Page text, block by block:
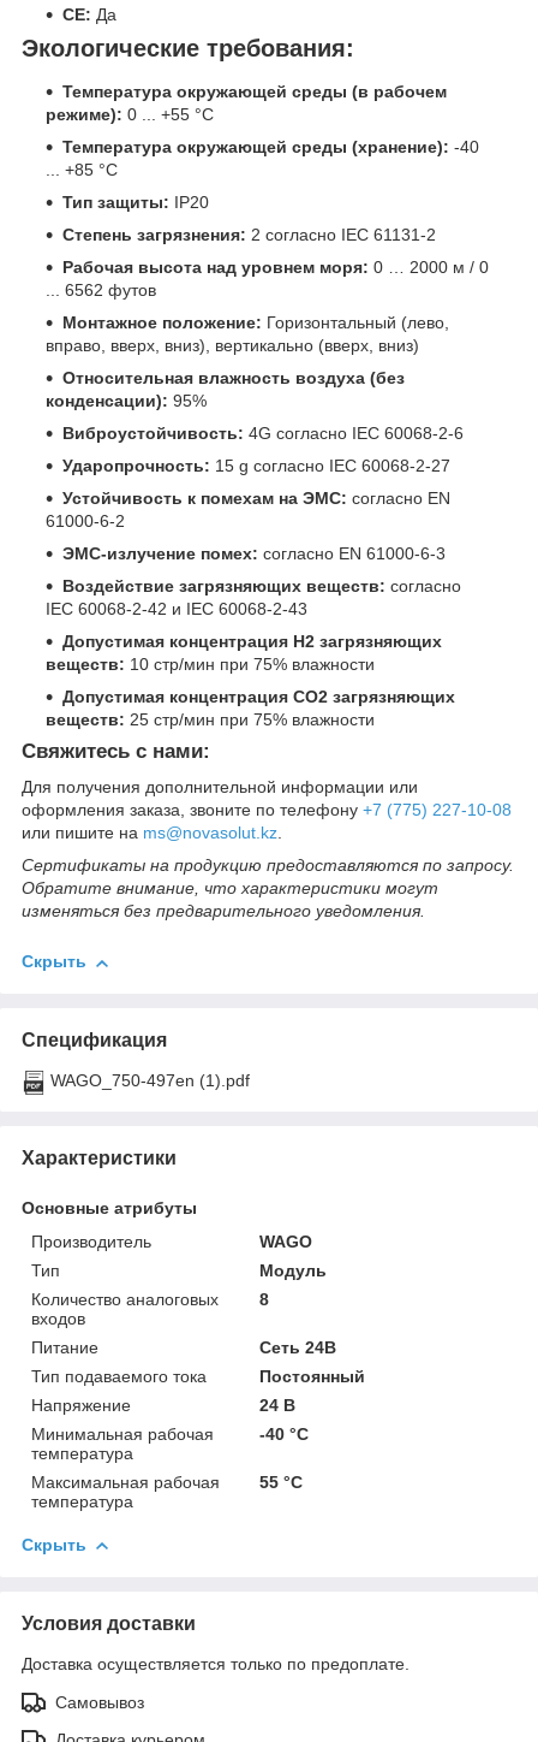
CE: Да
Экологические требования:
Температура окружающей среды (в рабочем
режиме): 0 ... +55 °C
Температура окружающей среды (хранение): -40
... +85 °C
Тип защиты: IP20
Степень загрязнения: 2 согласно IEC 61131-2
Рабочая высота над уровнем моря: 0 … 2000 м / 0
... 6562 футов
Монтажное положение: Горизонтальный (лево,
вправо, вверх, вниз), вертикально (вверх, вниз)
Относительная влажность воздуха (без
конденсации): 95%
Виброустойчивость: 4G согласно IEC 60068-2-6
Ударопрочность: 15 g согласно IEC 60068-2-27
Устойчивость к помехам на ЭМС: согласно EN
61000-6-2
ЭМС-излучение помех: согласно EN 61000-6-3
Воздействие загрязняющих веществ: согласно
IEC 60068-2-42 и IEC 60068-2-43
Допустимая концентрация H2 загрязняющих
веществ: 10 стр/мин при 75% влажности
Допустимая концентрация CO2 загрязняющих
веществ: 25 стр/мин при 75% влажности
Свяжитесь с нами:
Для получения дополнительной информации или
оформления заказа, звоните по телефону +7 (775) 227-10-08
или пишите на ms@novasolut.kz.
Сертификаты на продукцию предоставляются по запросу.
Обратите внимание, что характеристики могут
изменяться без предварительного уведомления.
Скрыть
Спецификация
WAGO_750-497en (1).pdf
Характеристики
Основные атрибуты
Производитель
WAGO
Тип
Модуль
Количество аналоговых
входов
8
Питание
Сеть 24В
Тип подаваемого тока
Постоянный
Напряжение
24 В
Минимальная рабочая
температура
-40 °С
Максимальная рабочая
температура
55 °С
Скрыть
Условия доставки
Доставка осуществляется только по предоплате.
Самовывоз